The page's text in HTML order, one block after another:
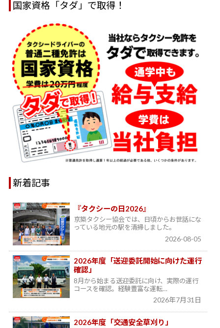
国家資格「タダ」で取得！
新着記事
『タクシーの日2026』
京築タクシー協会では、日頃からお世話にな
っている地元の駅を清掃しました。
2026-08-05
2026年度「送迎委託開始に向けた運行
確認」
8月から始まる送迎委託に向け、実際の運行
コースを確認。経験豊富な運転…
2026年7月31日
2026年度「交通安全草刈り」